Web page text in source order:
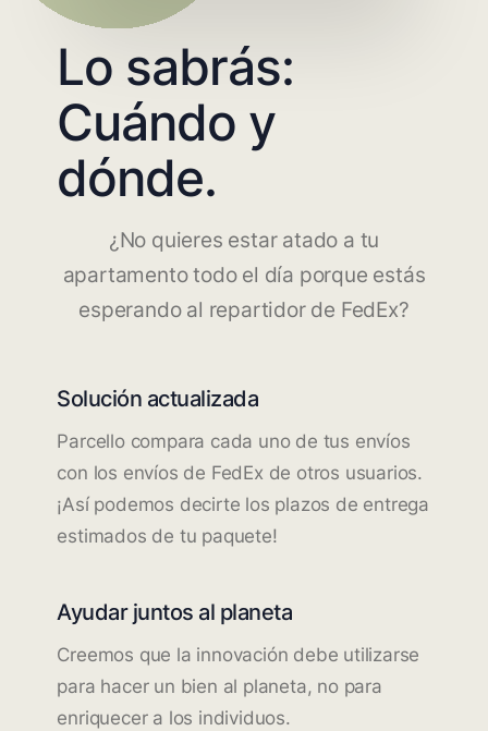
Lo sabrás:
Cuándo y
dónde.
¿No quieres estar atado a tu
apartamento todo el día porque estás
esperando al repartidor de FedEx?
Solución actualizada
Parcello compara cada uno de tus envíos
con los envíos de FedEx de otros usuarios.
¡Así podemos decirte los plazos de entrega
estimados de tu paquete!
Ayudar juntos al planeta
Creemos que la innovación debe utilizarse
para hacer un bien al planeta, no para
enriquecer a los individuos.